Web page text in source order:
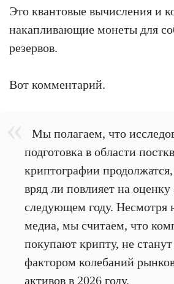
Это квантовые вычисления и
накапливающие монеты для
резервов.
Вот комментарий.
Мы полагаем, что
подготовка в области
криптографии
вряд ли повлияет на оценку
следующем году. Несмотря
медиа, мы считаем, что
покупают крипту, не
фактором колебаний
активов в 2026 году.